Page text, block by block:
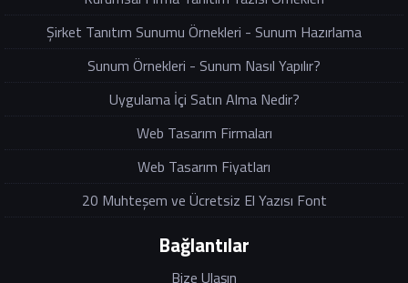
Şirket Tanıtım Sunumu Örnekleri - Sunum Hazırlama
Sunum Örnekleri - Sunum Nasıl Yapılır?
Uygulama İçi Satın Alma Nedir?
Web Tasarım Firmaları
Web Tasarım Fiyatları
20 Muhteşem ve Ücretsiz El Yazısı Font
Bağlantılar
Bize Ulaşın